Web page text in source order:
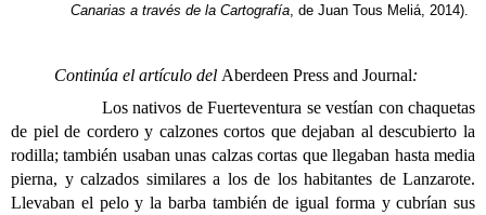
Canarias a través de la Cartografía, de Juan Tous Meliá, 2014).
Continúa el artículo del Aberdeen Press and Journal:
Los nativos de Fuerteventura se vestían con chaquetas
de piel de cordero y calzones cortos que dejaban al descubierto la
rodilla; también usaban unas calzas cortas que llegaban hasta media
pierna, y calzados similares a los de los habitantes de Lanzarote.
Llevaban el pelo y la barba también de igual forma y cubrían sus